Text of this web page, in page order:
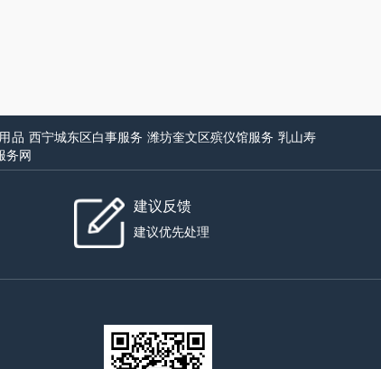
品 西宁城东区白事服务 潍坊奎文区殡仪馆服务 乳山寿
务网
建议反馈
建议优先处理